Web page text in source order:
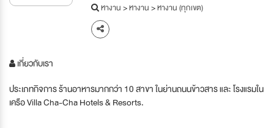
หางาน>หางาน>หางาน (ทุกเขต)
เกี่ยวกับเรา
ประเภทกิจการ ร้านอาหารมากกว่า 10 สาขา ในย่านถนนข้าวสาร และ โรงแรมใน
เครือ Villa Cha-Cha Hotels & Resorts.